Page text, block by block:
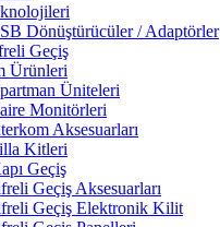
Dönüştürücüler / Adaptörler
Geçiş
Ürünleri
Üniteleri
Monitörleri
Aksesuarları
Kitleri
Geçiş
Geçiş Aksesuarları
Geçiş Elektronik Kilit